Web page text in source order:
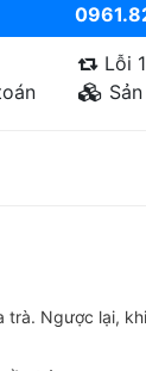
Lỗi
trà. Ngược lại,